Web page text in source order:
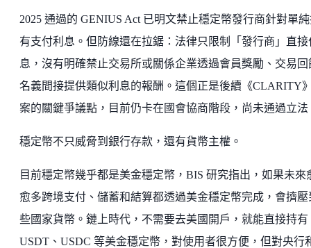
2025 通過的 GENIUS Act 已明文禁止穩定幣發行商針對單
有支付利息。但防線還在拉鋸：法律只限制「發行商」直接
息，沒有明確禁止交易所或關係企業透過會員獎勵、交易回
名義間接提供類似利息的報酬。這個正是後續《CLARITY
案的關鍵爭議點，目前仍卡在國會協商階段，尚未通過立
穩定幣不只威脅到銀行存款，還有貨幣主權。
目前穩定幣幾乎都是美金穩定幣，BIS 研究指出，如果未來
愈多跨境支付、儲蓄和結算都透過美金穩定幣完成，會擠壓
些國家貨幣。鏈上時代，不需要去美國開戶，就能直接持有
USDT、USDC 等美金穩定幣，對使用者很方便，但對央行